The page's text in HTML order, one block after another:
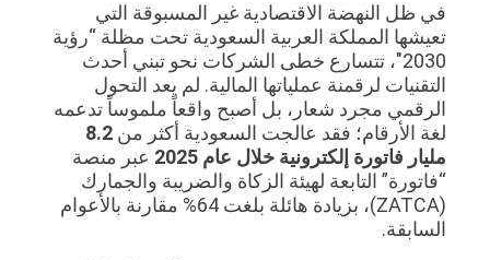
في ظل النهضة الاقتصادية غير المسبوقة التي
تعيشها المملكة العربية السعودية تحت مظلة “رؤية
2030″، تتسارع خطى الشركات نحو تبني أحدث
التقنيات لرقمنة عملياتها المالية. لم يعد التحول
الرقمي مجرد شعار، بل أصبح واقعاً ملموساً تدعمه
لغة الأرقام؛ فقد عالجت السعودية أكثر من 8.2
مليار فاتورة إلكترونية خلال عام 2025
عبر منصة
“فاتورة” التابعة لهيئة الزكاة والضريبة والجمارك
(ZATCA)، بزيادة هائلة بلغت 64% مقارنة بالأعوام
السابقة.